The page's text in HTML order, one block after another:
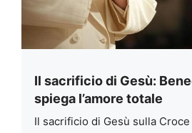
Il sacrificio di Gesù:
spiega l’amore totale
Il sacrificio di Gesù sulla